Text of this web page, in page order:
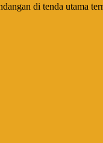
di tenda utama